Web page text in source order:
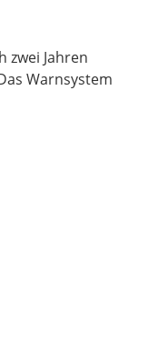
zwei Jahren
Warnsystem